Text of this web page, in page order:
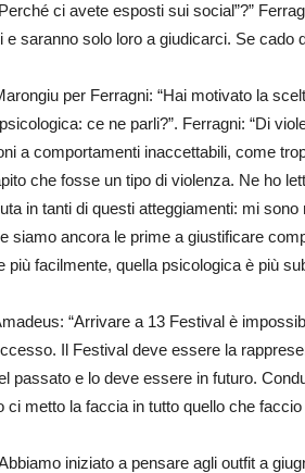
ci avete esposti sui social”?”
e saranno solo loro a giudicarci. Se cado
per Ferragni: “Hai motivato la
ce ne parli?”. Ferragni: “Di
a comportamenti inaccettabili, come
che fosse un tipo di violenza. Ne ho
in tanti di questi atteggiamenti: mi
siamo ancora le prime a giustificare
più facilmente, quella psicologica è più
“Arrivare a 13 Festival è
Il Festival deve essere la
passato e lo deve essere in futuro.
ci metto la faccia in tutto quello che
iniziato a pensare agli outfit a